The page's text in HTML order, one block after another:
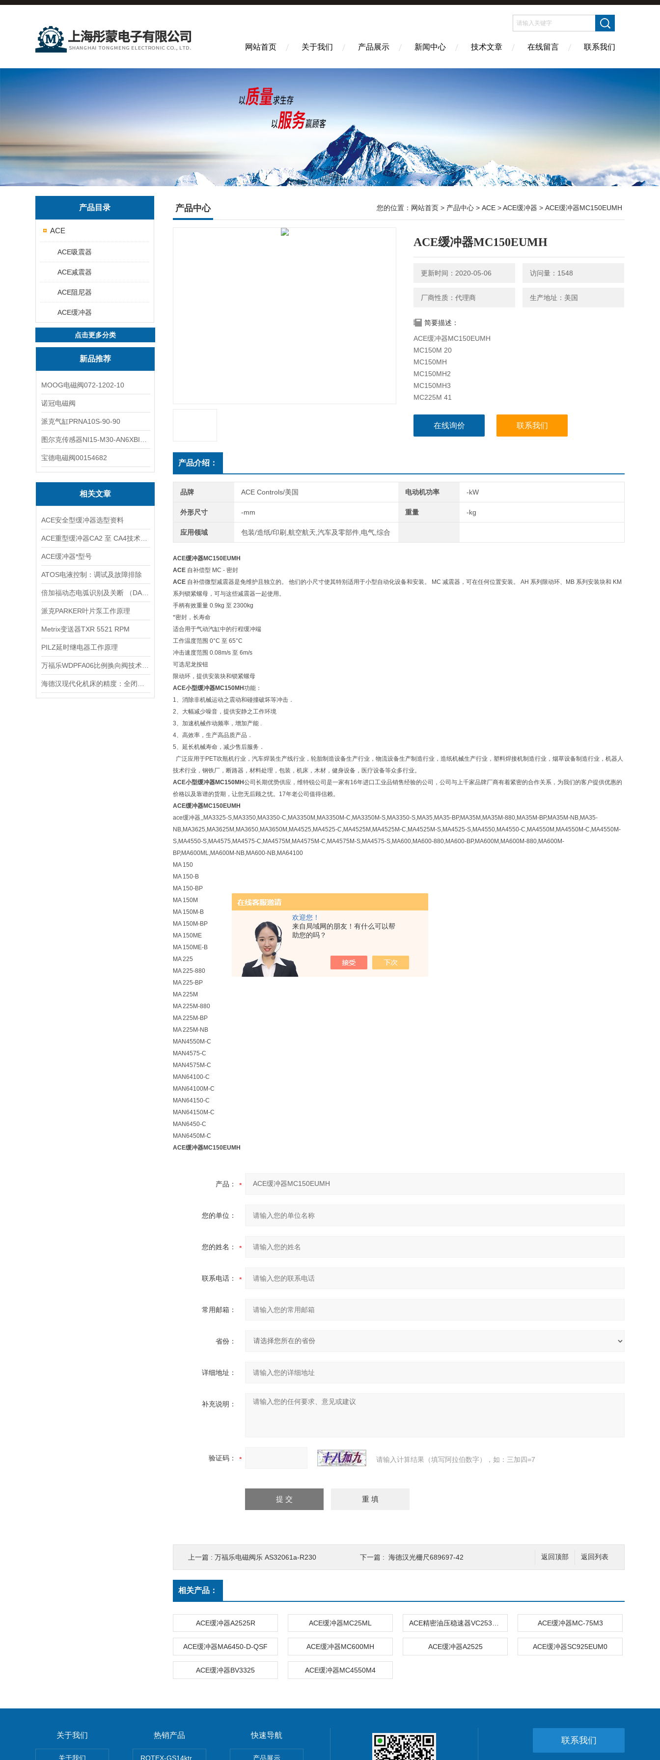
欢迎您！
来自局域网的朋友！有什么可以帮
助您的吗？
网站首页 关于我们 产品展示 新闻中心 技术文章 在线留言 联系我们
产品目录
ACE
ACE吸震器
ACE减震器
ACE阻尼器
ACE缓冲器
点击更多分类
新品推荐
MOOG电磁阀072-1202-10
诺冠电磁阀
派克气缸PRNA10S-90-90
宝德电磁阀00154682
相关文章
ACE安全型缓冲器选型资料
ACE缓冲器*型号
ATOS电液控制：调试及故障排除
派克PARKER叶片泵工作原理
Metrix变送器TXR 5521 RPM
PILZ延时继电器工作原理
产品中心 您的位置： 网站首页 > 产品中心 > ACE >ACE缓冲器 > ACE缓冲器MC150EUMH
ACE缓冲器MC150EUMH
更新时间：2020-05-06 访问量：1548
厂商性质：代理商 生产地址：美国
简要描述：
ACE缓冲器MC150EUMH
MC150M 20
MC150MH
MC150MH2
MC150MH3
MC225M 41
MC225MH2
在线询价 联系我们
产品介绍：
品牌 ACE Controls/美国 电动机功率 -kW
外形尺寸 -mm 重量 -kg
应用领域 包装/造纸/印刷,航空航天,汽车及零部件,电气,综合
ACE缓冲器MC150EUMH
ACE 自补偿型 MC - 密封
ACE 自补偿微型减震器是免维护且独立的。 他们的小尺寸使其特别适用于小型自动化设备和安装。 MC 减震器，可在任何位置安装。 AH 系列限动环、MB 系列安装块和 KM
系列锁紧螺母，可与这些减震器一起使用。
手柄有效重量 0.9kg 至 2300kg
*密封，长寿命
适合用于气动汽缸中的行程缓冲端
工作温度范围 0°C 至 65°C
冲击速度范围 0.08m/s 至 6m/s
可选尼龙按钮
限动环，提供安装块和锁紧螺母
ACE小型缓冲器MC150MH 功能：
1、消除非机械运动之震动和碰撞破坏等冲击．
2、大幅减少噪音，提供安静之工作环境
3、加速机械作动频率，增加产能 .
4、高效率，生产高品质产品．
5、延长机械寿命，减少售后服务．
广泛应用于PET吹瓶机行业，汽车焊装生产线行业，轮胎制造设备生产行业，物流设备生产制造行业，造纸机械生产行业，塑料焊接机制造行业，烟草设备制造行业，机器人
技术行业，钢铁厂，断路器，材料处理，包装，机床，木材，健身设备，医疗设备等众多行业。
ACE小型缓冲器MC150MH 公司长期优势供应，维特锐公司是一家有16年进口工业品销售经验的公司，公司与上千家品牌厂商有着紧密的合作关系，为我们的客户提供优惠的
价格以及靠谱的货期，让您无后顾之忧。17年老公司值得信赖。
ACE缓冲器MC150EUMH
ace缓冲器,,MA3325-S,MA3350,MA3350-C,MA3350M,MA3350M-C,MA3350M-S,MA3350-S,MA35,MA35-BP,MA35M,MA35M-880,MA35M-BP,MA35M-NB,MA35-
NB,MA3625,MA3625M,MA3650,MA3650M,MA4525,MA4525-C,MA4525M,MA4525M-C,MA4525M-S,MA4525-S,MA4550,MA4550-C,MA4550M,MA4550M-C,MA4550M-
S,MA4550-S,MA4575,MA4575-C,MA4575M,MA4575M-C,MA4575M-S,MA4575-S,MA600,MA600-880,MA600-BP,MA600M,MA600M-880,MA600M-
BP,MA600ML,MA600M-NB,MA600-NB,MA64100
MA 150
MA 150-B
MA 150-BP
MA 150M
MA 150M-B
MA 150M-BP
MA 150ME
MA 150ME-B
MA 225
MA 225-880
MA 225-BP
MA 225M
MA 225M-880
MA 225M-BP
MA 225M-NB
MAN4550M-C
MAN4575-C
MAN4575M-C
MAN64100-C
MAN64100M-C
MAN64150-C
MAN64150M-C
MAN6450-C
MAN6450M-C
ACE缓冲器MC150EUMH
产品：
您的单位：
您的姓名：
联系电话：
常用邮箱：
省份：
详细地址：
补充说明：
验证码： 请输入计算结果（填写阿拉伯数字），如：三加四=7
返回列表
返回顶部
上一篇 : 万福乐电磁阀乐 AS32061a-R230 下一篇 : 海德汉光栅尺689697-42
相关产品：
ACE缓冲器A2525R ACE缓冲器MC25ML ACE缓冲器MC-75M3
ACE缓冲器MA6450-D-QSF ACE缓冲器MC600MH ACE缓冲器A2525 ACE缓冲器SC925EUM0
ACE缓冲器BV3325 ACE缓冲器MC4550M4
关于我们
关于我们
热销产品
ROTEX-GS14ktr梅花连轴器rotex14
快速导航
产品展示
联系我们